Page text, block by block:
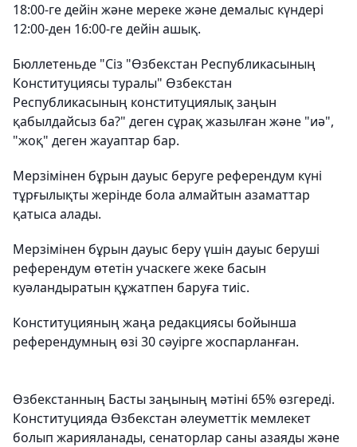
18:00-ге дейін және мереке және демалыс күндері
12:00-ден 16:00-ге дейін ашық.
Бюллетеньде "Сіз "Өзбекстан Республикасының
Конституциясы туралы" Өзбекстан
Республикасының конституциялық заңын
қабылдайсыз ба?" деген сұрақ жазылған және "иә",
"жоқ" деген жауаптар бар.
Мерзімінен бұрын дауыс беруге референдум күні
тұрғылықты жерінде бола алмайтын азаматтар
қатыса алады.
Мерзімінен бұрын дауыс беру үшін дауыс беруші
референдум өтетін учаскеге жеке басын
куәландыратын құжатпен баруға тиіс.
Конституцияның жаңа редакциясы бойынша
референдумның өзі 30 сәуірге жоспарланған.
Өзбекстанның Басты заңының мәтіні 65% өзгереді.
Конституцияда Өзбекстан әлеуметтік мемлекет
болып жарияланады, сенаторлар саны азаяды және